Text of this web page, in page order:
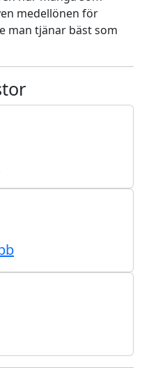
medellönen för
man tjänar bäst som